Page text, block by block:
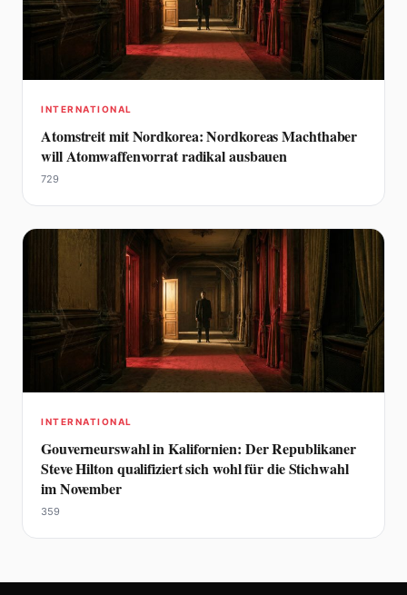
INTERNATIONAL
Atomstreit mit Nordkorea: Nordkoreas Machthaber
will Atomwaffenvorrat radikal ausbauen
729
INTERNATIONAL
Gouverneurswahl in Kalifornien: Der Republikaner
Steve Hilton qualifiziert sich wohl für die Stichwahl
im November
359